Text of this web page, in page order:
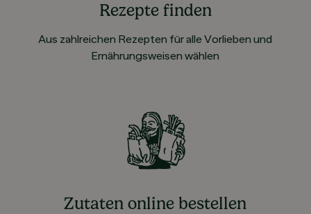
Rezepte finden
Aus zahlreichen Rezepten für alle Vorlieben und
Ernährungsweisen wählen
Zutaten online bestellen